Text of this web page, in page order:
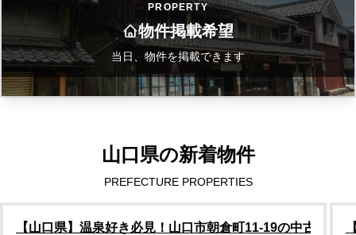
PROPERTY
物件掲載希望
当日、物件を掲載できます
山口県の新着物件
PREFECTURE PROPERTIES
【山口県】温泉好き必見！山口市朝倉町11-19の中古住宅